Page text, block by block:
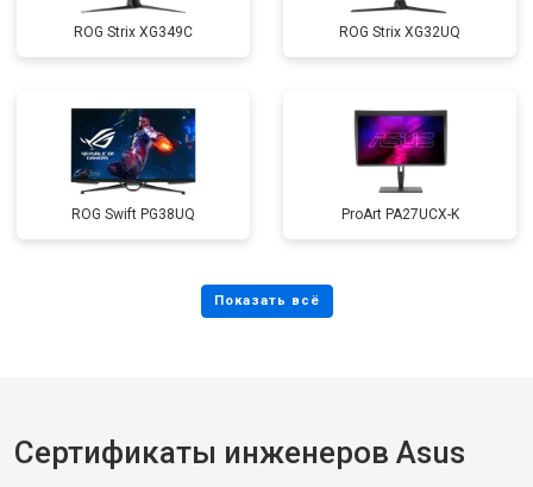
ROG Strix XG349C ROG Strix XG32UQ
ROG Swift PG38UQ ProArt PA27UCX-K
Сертификаты инженеров Asus